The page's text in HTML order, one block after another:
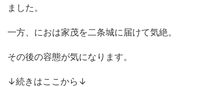
ました。
一方、におは家茂を二条城に届けて気絶。
その後の容態が気になります。
↓続きはここから↓